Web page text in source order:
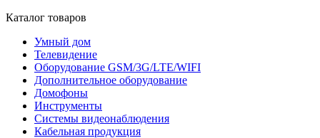
Каталог товаров
Умный дом
Телевидение
Оборудование GSM/3G/LTE/WIFI
Дополнитeльное оборудование
Домофоны
Инструменты
Системы видеонаблюдения
Кабельная продукция